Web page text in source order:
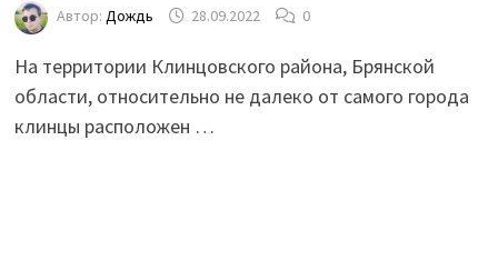
Автор: Дождь 28.09.2022 0
На территории Клинцовского района, Брянской
области, относительно не далеко от самого города
клинцы расположен …